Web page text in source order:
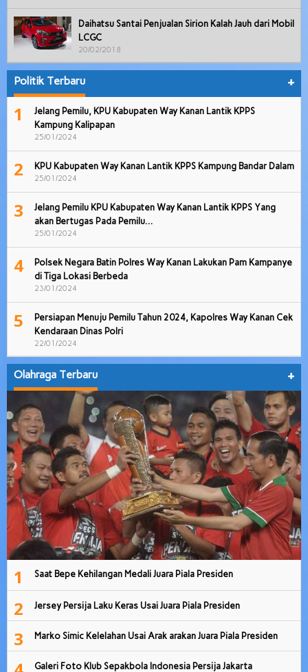
Daihatsu Santai Penjualan Sirion Kalah Jauh dari Mobil
LCGC
20/02/2018
Politik Terbaru +
1
Jelang Pemilu, KPU Kabupaten Way Kanan Lantik KPPS
Kampung Kalipapan
25/01/2024
2 KPU Kabupaten Way Kanan Lantik KPPS Kampung Bandar Dalam
25/01/2024
3
Jelang Pemilu KPU Kabupaten Way Kanan Lantik KPPS Yang
akan Bertugas Pada Pemilu…
25/01/2024
4
Polsek Negara Batin Polres Way Kanan Lakukan Pam Kampanye
di Tiga Lokasi Berbeda
23/01/2024
5
Persiapan Menuju Pemilu Tahun 2024, Kapolres Way Kanan Cek
Kendaraan Dinas Polri
22/01/2024
Olahraga Terbaru +
1 Saat Bepe Kehilangan Medali Juara Piala Presiden
2 Jersey Persija Laku Keras Usai Juara Piala Presiden
3 Marko Simic Kelelahan Usai Arak arakan Juara Piala Presiden
Galeri Foto Klub Sepakbola Indonesia Persija Jakarta